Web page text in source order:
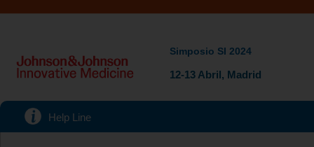
Simposio SI 2024
12-13 Abril, Madrid
Help Line